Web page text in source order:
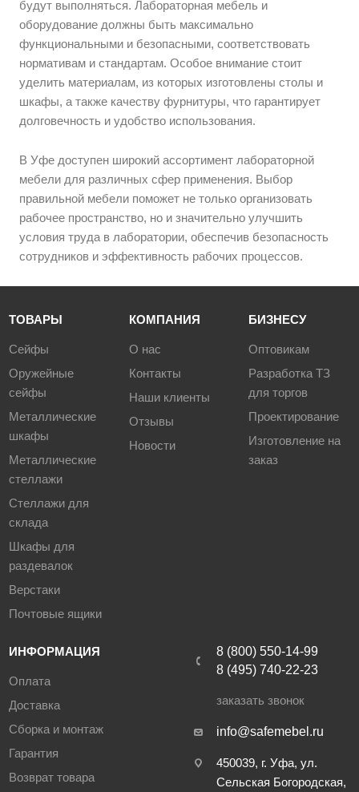
будут выполняться. Лабораторная мебель и
оборудование должны быть максимально
функциональными и безопасными, соответствовать
нормативам и стандартам. Особое внимание стоит
уделить материалам, из которых изготовлены столы и
шкафы, а также качеству фурнитуры, что гарантирует
долговечность и удобство использования.
В Уфе доступен широкий ассортимент лабораторной
мебели для различных сфер применения. Выбор
правильной мебели поможет не только организовать
рабочее пространство, но и значительно улучшить
условия труда в лаборатории, обеспечив безопасность
сотрудников и эффективность рабочих процессов.
ТОВАРЫ
Сейфы
Оружейные
сейфы
Металлические
шкафы
Металлические
стеллажи
Стеллажи для
склада
Шкафы для
раздевалок
Верстаки
Почтовые ящики
КОМПАНИЯ
О нас
Контакты
Наши клиенты
Отзывы
Новости
БИЗНЕСУ
Оптовикам
Разработка ТЗ
для торгов
Проектирование
Изготовление на
заказ
ИНФОРМАЦИЯ
Оплата
Доставка
Сборка и монтаж
Гарантия
Возврат товара
8 (800) 550-14-99
8 (495) 740-22-23
заказать звонок
info@safemebel.ru
450039, г. Уфа, ул.
Сельская Богородская,